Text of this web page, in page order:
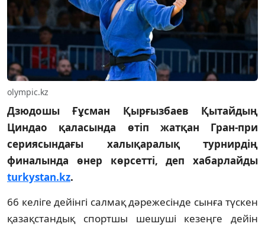
olympic.kz
Дзюдошы Ғұсман Қырғызбаев Қытайдың
Циндао қаласында өтіп жатқан Гран-при
сериясындағы халықаралық турнирдің
финалында өнер көрсетті, деп хабарлайды
turkystan.kz.
66 келіге дейінгі салмақ дәрежесінде сынға түскен
қазақстандық спортшы шешуші кезеңге дейін